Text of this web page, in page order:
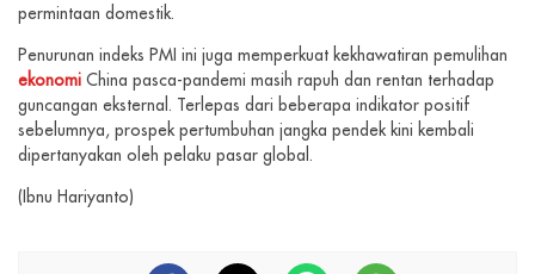
permintaan domestik.
Penurunan indeks PMI ini juga memperkuat kekhawatiran pemulihan
ekonomi China pasca-pandemi masih rapuh dan rentan terhadap
guncangan eksternal. Terlepas dari beberapa indikator positif
sebelumnya, prospek pertumbuhan jangka pendek kini kembali
dipertanyakan oleh pelaku pasar global.
(Ibnu Hariyanto)